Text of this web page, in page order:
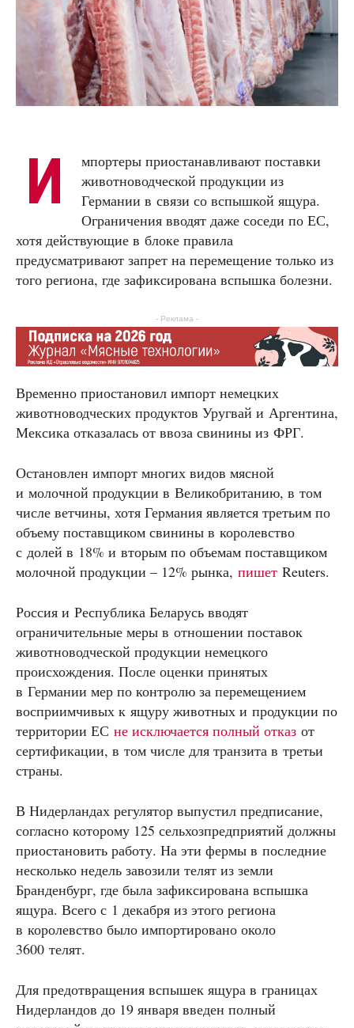
И
мпортеры приостанавливают поставки
животноводческой продукции из
Германии в связи со вспышкой ящура.
Ограничения вводят даже соседи по ЕС,
хотя действующие в блоке правила
предусматривают запрет на перемещение только из
того региона, где зафиксирована вспышка болезни.
- Реклама -
Временно приостановил импорт немецких
животноводческих продуктов Уругвай и Аргентина,
Мексика отказалась от ввоза свинины из ФРГ.
Остановлен импорт многих видов мясной
и молочной продукции в Великобританию, в том
числе ветчины, хотя Германия является третьим по
объему поставщиком свинины в королевство
с долей в 18% и вторым по объемам поставщиком
молочной продукции – 12% рынка, пишет Reuters.
Россия и Республика Беларусь вводят
ограничительные меры в отношении поставок
животноводческой продукции немецкого
происхождения. После оценки принятых
в Германии мер по контролю за перемещением
восприимчивых к ящуру животных и продукции по
территории ЕС не исключается полный отказ от
сертификации, в том числе для транзита в третьи
страны.
В Нидерландах регулятор выпустил предписание,
согласно которому 125 сельхозпредприятий должны
приостановить работу. На эти фермы в последние
несколько недель завозили телят из земли
Бранденбург, где была зафиксирована вспышка
ящура. Всего с 1 декабря из этого региона
в королевство было импортировано около
3600 телят.
Для предотвращения вспышек ящура в границах
Нидерландов до 19 января введен полный